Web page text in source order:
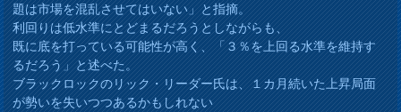
題は市場を混乱させてはいない」と指摘。
利回りは低水準にとどまるだろうとしながらも、
既に底を打っている可能性が高く、「３％を上回る水準を維持す
るだろう」と述べた。
ブラックロックのリック・リーダー氏は、１カ月続いた上昇局面
が勢いを失いつつあるかもしれない